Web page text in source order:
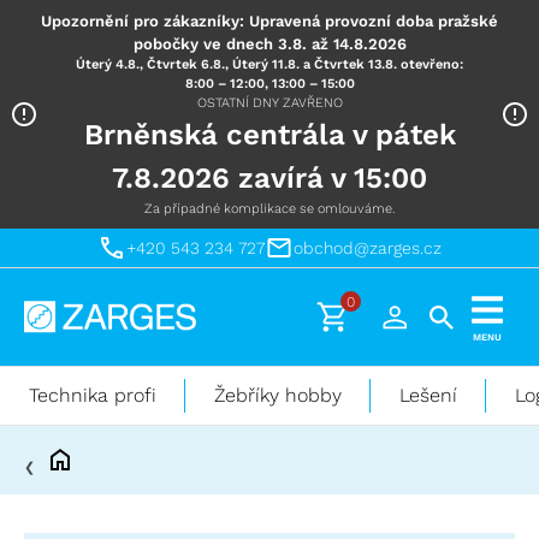
Upozornění pro zákazníky: Upravená provozní doba pražské
pobočky ve dnech 3.8. až 14.8.2026
Úterý 4.8., Čtvrtek 6.8., Úterý 11.8. a Čtvrtek 13.8. otevřeno:
8:00 – 12:00, 13:00 – 15:00
OSTATNÍ DNY ZAVŘENO
Brněnská centrála v pátek
7.8.2026 zavírá v 15:00
Za případné komplikace se omlouváme.
+420 543 234 727 obchod@zarges.cz
Technika
práci
výškách
0
MENU
Technika profi Žebříky hobby Lešení